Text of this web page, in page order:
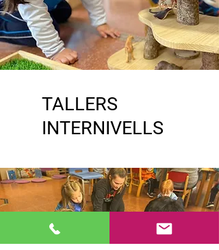
TALLERS
INTERNIVELLS